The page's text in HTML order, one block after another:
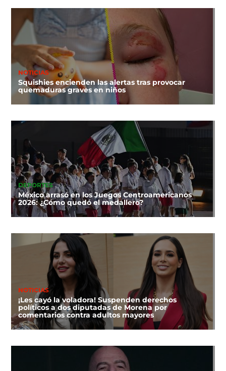
NOTICIAS
Squishies encienden las alertas tras provocar
quemaduras graves en niños
DEPORTES
México arrasó en los Juegos Centroamericanos
2026: ¿Cómo quedó el medallero?
NOTICIAS
¡Les cayó la voladora! Suspenden derechos
políticos a dos diputadas de Morena por
comentarios contra adultos mayores